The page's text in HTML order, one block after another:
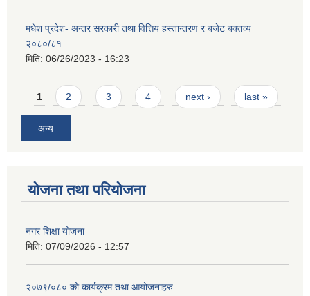
मधेश प्रदेश- अन्तर सरकारी तथा वित्तिय हस्तान्तरण र बजेट बक्तव्य
२०८०/८१
मिति: 06/26/2023 - 16:23
Pages
1 2 3 4 next › last »
अन्य
योजना तथा परियोजना
नगर शिक्षा योजना
मिति: 07/09/2026 - 12:57
२०७९/०८० को कार्यक्रम तथा आयोजनाहरु